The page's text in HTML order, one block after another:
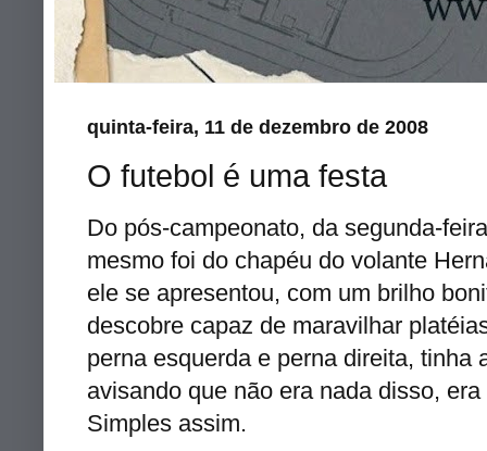
quinta-feira, 11 de dezembro de 2008
O futebol é uma festa
Do pós-campeonato, da segunda-
mesmo foi do chapéu do volante
ele se apresentou, com um brilho
descobre capaz de maravilhar
perna esquerda e perna direita,
avisando que não era nada disso,
Simples assim.